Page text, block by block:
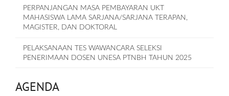
PERPANJANGAN MASA PEMBAYARAN UKT
MAHASISWA LAMA SARJANA/SARJANA TERAPAN,
MAGISTER, DAN DOKTORAL
PELAKSANAAN TES WAWANCARA SELEKSI
PENERIMAAN DOSEN UNESA PTNBH TAHUN 2025
AGENDA